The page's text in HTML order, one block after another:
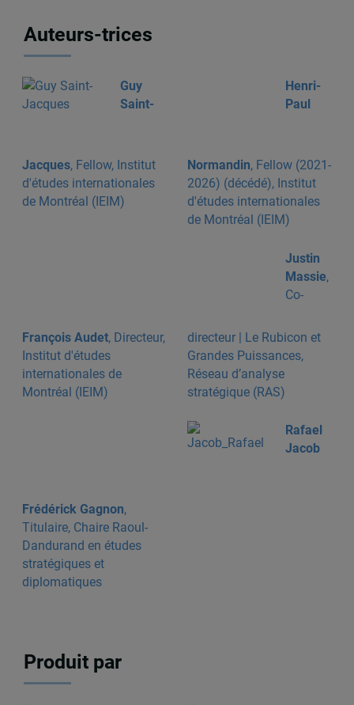
Auteurs-trices
Guy
Saint-
Jacques, Fellow, Institut
d'études internationales
de Montréal (IEIM)
Henri-
Paul
Normandin, Fellow (2021-
2026) (décédé), Institut
d'études internationales
de Montréal (IEIM)
François Audet, Directeur,
Institut d'études
internationales de
Montréal (IEIM)
Justin
Massie,
Co-
directeur | Le Rubicon et
Grandes Puissances,
Réseau d’analyse
stratégique (RAS)
Frédérick Gagnon,
Titulaire, Chaire Raoul-
Dandurand en études
stratégiques et
diplomatiques
Rafael
Jacob
Produit par